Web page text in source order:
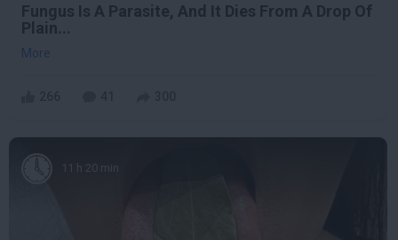
Fungus Is A Parasite, And It Dies From A Drop Of
Plain...
More
11 h 20 min